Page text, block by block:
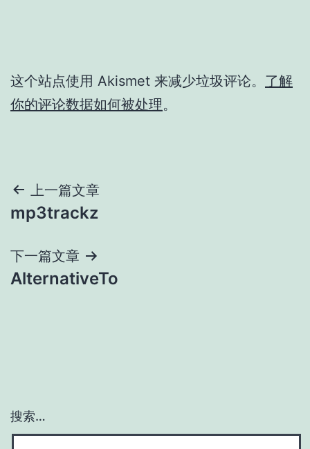
这个站点使用 Akismet 来减少垃圾评论。 了解
你的评论数据如何被处理。
文
章
导
航
上一篇文章
mp3trackz
下一篇文章
AlternativeTo
搜索…